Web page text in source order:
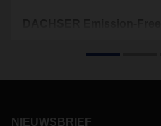
de logistiekedienstverlener
leveringen van (groupage)
NIEUWSBRIEF